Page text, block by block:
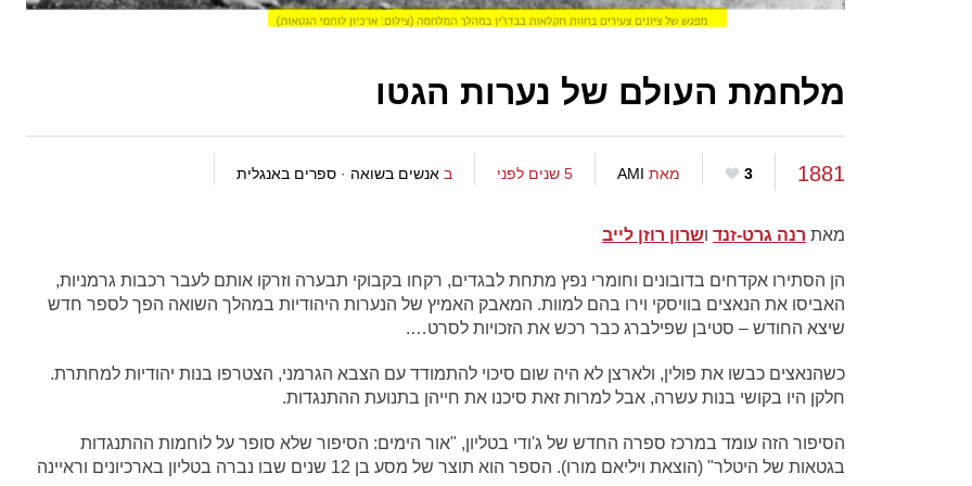
מלחמת העולם של נערות הגטו
1881
3 מאת AMI 5 שנים לפני ב אנשים בשואה · ספרים באנגלית
מאת רנה גרט-זנד ושרון רוזן לייב
הן הסתירו אקדחים בדובונים וחומרי נפץ מתחת לבגדים, רקחו בקבוקי תבערה וזרקו אותם לעבר רכבות גרמניות,
האביסו את הנאצים בוויסקי וירו בהם למוות. המאבק האמיץ של הנערות היהודיות במהלך השואה הפך לספר חדש
שיצא החודש – סטיבן שפילברג כבר רכש את הזכויות לסרט….
כשהנאצים כבשו את פולין, ולארצן לא היה שום סיכוי להתמודד עם הצבא הגרמני, הצטרפו בנות יהודיות למחתרת.
חלקן היו בקושי בנות עשרה, אבל למרות זאת סיכנו את חייהן בתנועת ההתנגדות.
הסיפור הזה עומד במרכז ספרה החדש של ג'ודי בטליון, "אור הימים: הסיפור שלא סופר על לוחמות ההתנגדות
בגטאות של היטלר" (הוצאת ויליאם מורו). הספר הוא תוצר של מסע בן 12 שנים שבו נברה בטליון בארכיונים וראיינה